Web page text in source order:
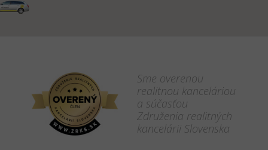
Sme overenou
realitnou kanceláriou
a súčasťou
Združenia realitných
kancelárii Slovenska